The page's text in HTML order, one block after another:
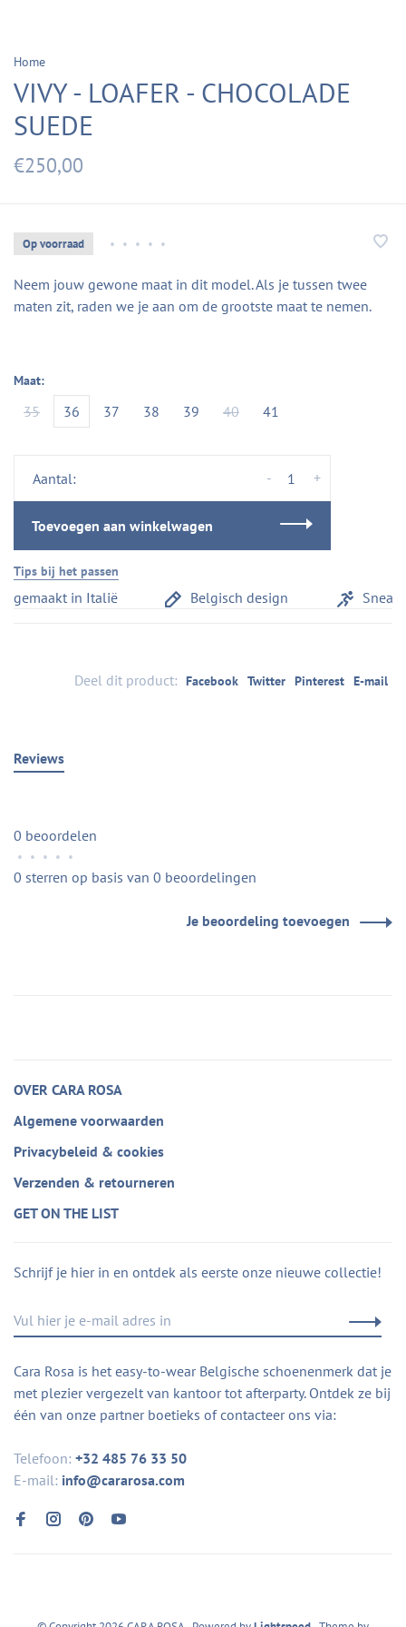
Home
VIVY - LOAFER - CHOCOLADE
SUEDE
€250,00
Op voorraad • • • • •
Neem jouw gewone maat in dit model. Als je tussen twee
maten zit, raden we je aan om de grootste maat te nemen.
Maat:
35 36 37 38 39 40 41
Aantal: +
-
Toevoegen aan winkelwagen
Tips bij het passen
in Italië Belgisch design
Deel dit product: Facebook Twitter Pinterest E-mail
Reviews
0 beoordelen
• • • • •
0 sterren op basis van 0 beoordelingen
Je beoordeling toevoegen
OVER CARA ROSA
Algemene voorwaarden
Privacybeleid & cookies
Verzenden & retourneren
GET ON THE LIST
Schrijf je hier in en ontdek als eerste onze nieuwe collectie!
Cara Rosa is het easy-to-wear Belgische schoenenmerk dat je
met plezier vergezelt van kantoor tot afterparty. Ontdek ze bij
één van onze partner boetieks of contacteer ons via:
Telefoon: +32 485 76 33 50
E-mail: info@cararosa.com